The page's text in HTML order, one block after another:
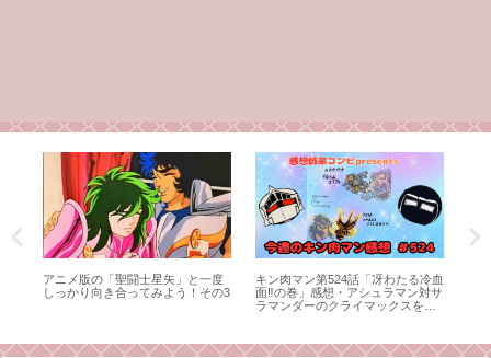
アニメ版の「聖闘士星矢」と一度
しっかり向き合ってみよう！その3
キン肉マン第524話「冴わたる冷血
面‼︎の巻」感想・アシュラマン対サ
ラマンダーのクライマックスを、